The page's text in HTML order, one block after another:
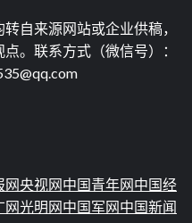
自来源网站或企业供稿，
。联系方式（微信号）：
网央视网中国青年网中国经
网光明网中国军网中国新闻